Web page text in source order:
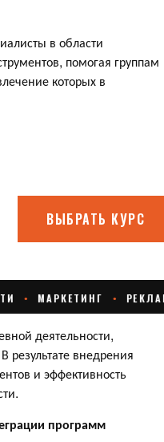
в области
помогая группам
которых в
деятельности,
внедрения
и эффективность
программ